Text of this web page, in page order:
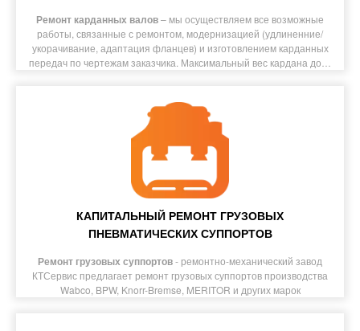
Ремонт карданных валов– мы осуществляем все возможные
работы, связанные с ремонтом, модернизацией (удлиненние/
укорачивание, адаптация фланцев) и изготовлением карданных
передач по чертежам заказчика. Максимальный вес кардана до…
КАПИТАЛЬНЫЙ РЕМОНТ ГРУЗОВЫХ
ПНЕВМАТИЧЕСКИХ СУППОРТОВ
Ремонт грузовых суппортов- ремонтно-механический завод
КТСервис предлагает ремонт грузовых суппортов производства
Wabco, BPW, Knorr-Bremse, MERITOR и других марок